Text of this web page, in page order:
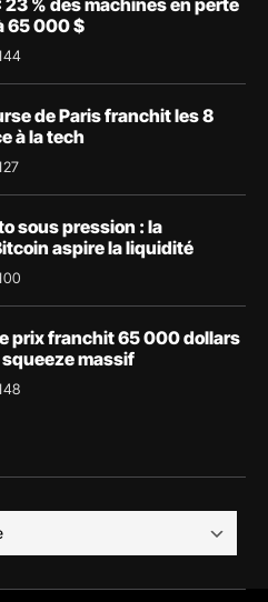
65 000 $
de Paris franchit les 8
à la tech
sous pression : la
aspire la liquidité
prix franchit 65 000 dollars
massif